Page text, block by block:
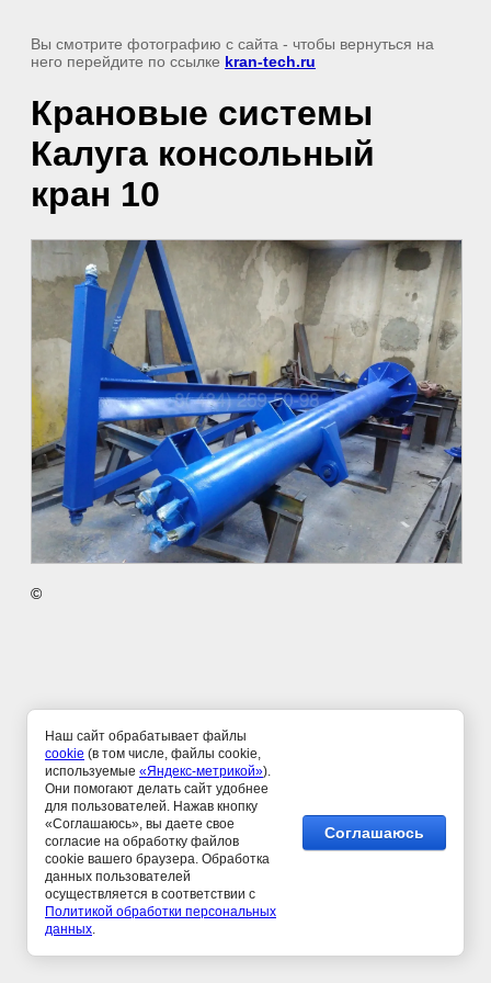
Вы смотрите фотографию с сайта - чтобы вернуться на
него перейдите по ссылке kran-tech.ru
Крановые системы
Калуга консольный
кран 10
©
Наш сайт обрабатывает файлы
cookie (в том числе, файлы cookie,
используемые «Яндекс-метрикой»).
Они помогают делать сайт удобнее
для пользователей. Нажав кнопку
«Соглашаюсь», вы даете свое
согласие на обработку файлов
cookie вашего браузера. Обработка
данных пользователей
осуществляется в соответствии c
Политикой обработки персональных
данных.
Соглашаюсь